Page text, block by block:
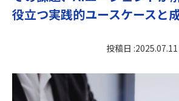
役立つ実践的ユースケースと
投稿日